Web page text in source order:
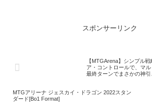
スポンサーリンク
【MTGArena】シンプル
ア・コントロールで、マル
最終ターンでまさかの神引
MTGアリーナ ジェスカイ・ドラゴン 2022スタン
ダード[Bo1 Format]